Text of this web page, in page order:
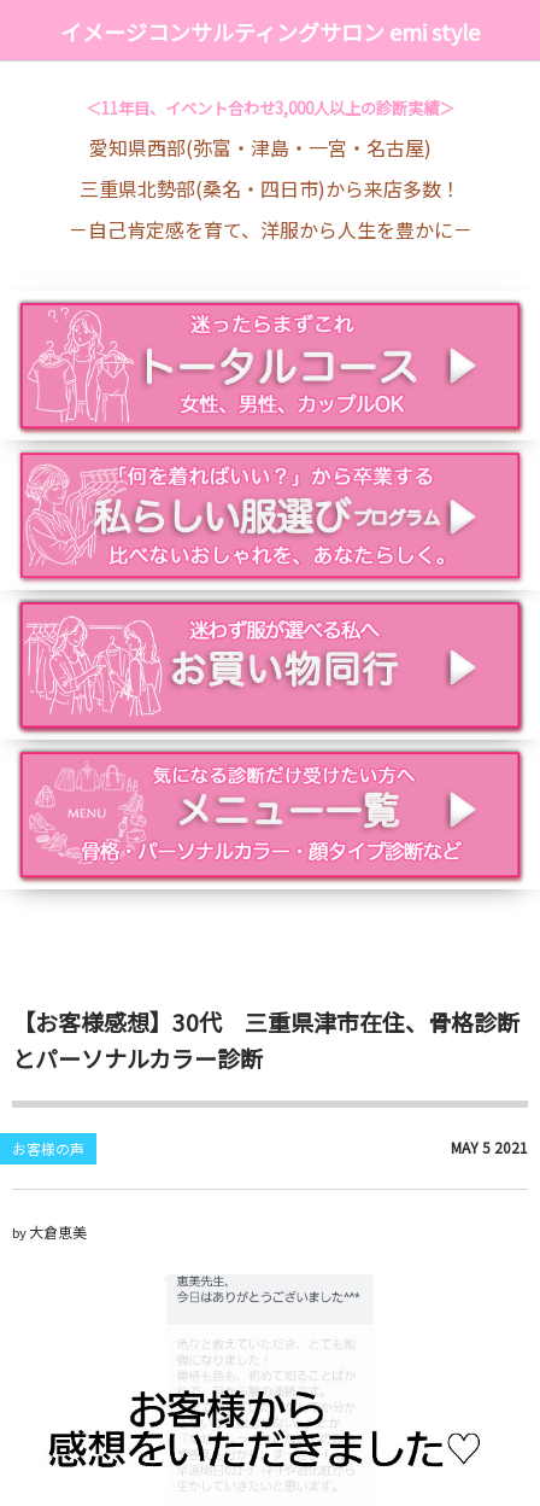
イメージコンサルティングサロン emi style
＜11年目、イベント合わせ3,000人以上の診断実績＞
愛知県西部(弥富・津島・一宮・名古屋)
三重県北勢部(桑名・四日市)から来店多数！
－自己肯定感を育て、洋服から人生を豊かに－
【お客様感想】30代 三重県津市在住、骨格診断
とパーソナルカラー診断
お客様の声 MAY5 2021
by大倉恵美